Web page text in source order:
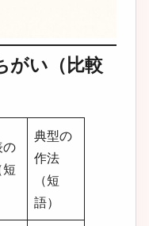
がい（比較
の
典型の
作法
（短
語）